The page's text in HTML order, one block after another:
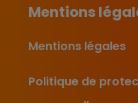
Mentions
Mentions légales
Politique de